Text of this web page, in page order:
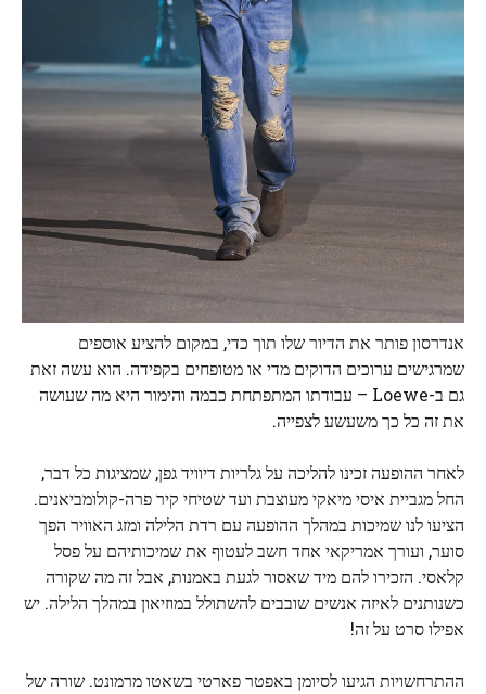
אנדרסון פותר את הדיור שלו תוך כדי, במקום להציע אוספים
שמרגישים ערוכים הדוקים מדי או מטופחים בקפידה. הוא עשה זאת
גם ב-Loewe – עבודתו המתפתחת כבמה והימור היא מה שעושה
את זה כל כך משעשע לצפייה.
לאחר ההופעה זכינו להליכה על גלריות דיוויד גפן, שמציגות כל דבר,
החל מגביית איסי מיאקי מעוצבת ועד שטיחי קיר פרה-קולומביאנים.
הציעו לנו שמיכות במהלך ההופעה עם רדת הלילה ומזג האוויר הפך
סוער, ועורך אמריקאי אחד חשב לעטוף את שמיכותיהם על פסל
קלאסי. הזכירו להם מיד שאסור לגעת באמנות, אבל זה מה שקורה
כשנותנים לאיזה אנשים שובבים להשתולל במוזיאון במהלך הלילה. יש
אפילו סרט על זה!
ההתרחשויות הגיעו לסיומן באפטר פארטי בשאטו מרמונט. שורה של